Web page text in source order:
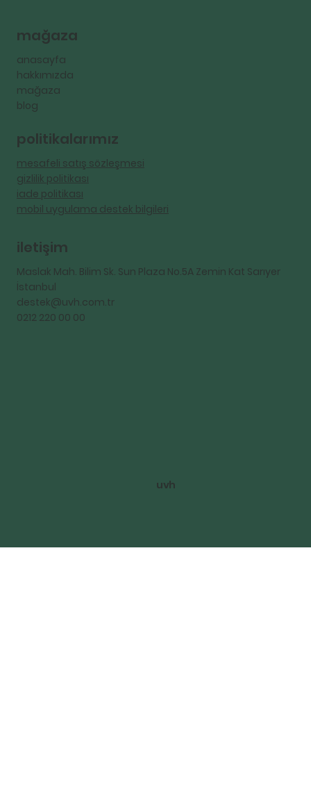
uvh
mağaza
anasayfa
hakkımızda
mağaza
blog
politikalarımız
mesafeli satış sözleşmesi
gizlilik politikası
iade politikası
mobil uygulama destek bilgileri
iletişim
Maslak Mah. Bilim Sk. Sun Plaza No.5A Zemin Kat Sarıyer
İstanbul
destek@uvh.com.tr
0212 220 00 00